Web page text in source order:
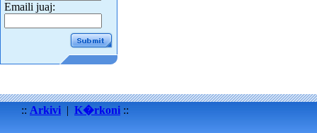
Emaili juaj:
:: Arkivi | K�rkoni ::